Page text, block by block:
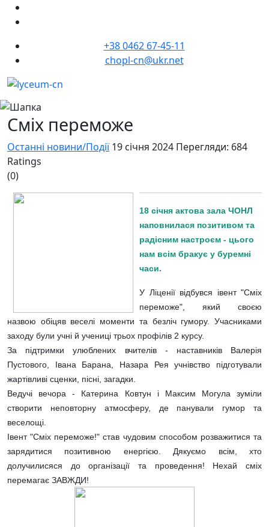
+38 0462 67-45-11
chopl-cn@ukr.net
Сміх переможе
Останні новини/Події 19 січня 2024 Перегляди: 684
Ratings
(0)
18 січня актова зала ЧОНЛ
наповнилася позитивом та
радісним настроєм - цього
нам всім бракує у буремні
часи.
У Ліценії відбувся івент "Сміх
переможе", який своєю
назвою обіцяв веселі моменти та безліч гумору. Учасниками
заходу були учні й учениці трьох профілів 2 курсу.
За підтримки улюблених вчителів - наставників Валерія
Пустового, Івана Барана, Назара Рея учнівство підготували
жартівливі сценки, пісні, загадки.
Ведучі вечора - Катерина Ковтун і Максим Могула зуміли
створити неповторну атмосферу, де панували гумор та
веселощі.
Івент "Сміх переможе!" став чудовим способом розважитися та
зарядитися позитивною енергією. Дякуємо всім, хто
долучилисяся до організації та проведення! Нехай сміх
перемагає ЗАВЖДИ!